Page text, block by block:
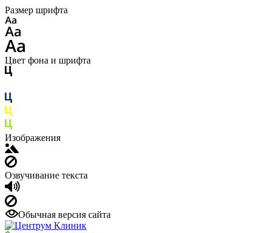
Размер шрифта
Цвет фона и шрифта
Изображения
Озвучивание текста
Обычная версия сайта